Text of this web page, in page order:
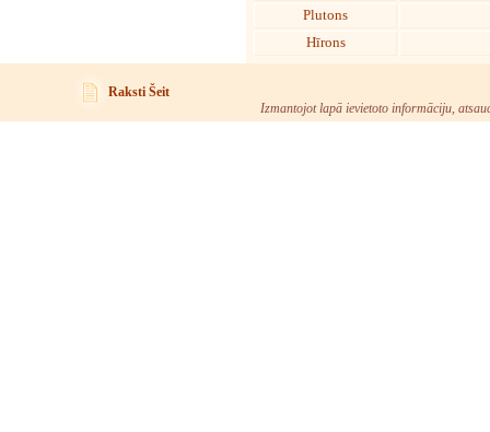
Plutons
Hīrons
Raksti Šeit
Izmantojot lapā ievietoto informāciju,